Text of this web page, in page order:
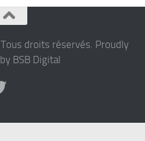
droits réservés. Proudly
BSB Digital